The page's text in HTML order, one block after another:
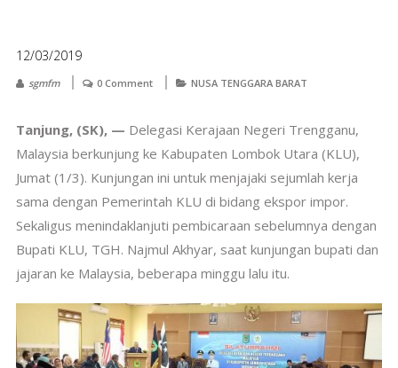
12/03/2019
sgmfm 0 Comment NUSA TENGGARA BARAT
Tanjung, (SK), — Delegasi Kerajaan Negeri Trengganu,
Malaysia berkunjung ke Kabupaten Lombok Utara (KLU),
Jumat (1/3). Kunjungan ini untuk menjajaki sejumlah kerja
sama dengan Pemerintah KLU di bidang ekspor impor.
Sekaligus menindaklanjuti pembicaraan sebelumnya dengan
Bupati KLU, TGH. Najmul Akhyar, saat kunjungan bupati dan
jajaran ke Malaysia, beberapa minggu lalu itu.